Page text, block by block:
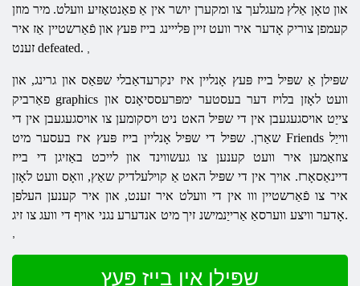
און טאָן אַלץ מעגלעך צו ומקערן יושר אין אַ פאַנטאַזיע וועלט. מיר מוזן
קעמפן צוריק אָדער איר וועט זיין פּלייינג בייז פּעץ און פֿאַרשטיין אַז איר
זענט defeated.
שפּילן אַ שפּיל בייז פּעץ אָנליין איז ינקרעדאַבלי שפּאַס און גרינג, און
פאַרביק graphics וועט לאָזן בלויז דער בעסטער ימפּרעססיאָנס און
צייַט אויסגעגעבן אין די שפּיל האט ניט ויסקומען צו אויסגעגעבן אין די
שאַרן. שפּיל די שפּיל אָנליין בייז פּעץ איז בעסער מיט Friends ווייַל
צוזאַמען איר וועט קענען צו געשווינד און לייכט באַזיגן די בייז
דיינאַסאָרז. אויך אין די שפּיל האט אַ קוילעלדיק שאַץ, וואָס וועט לאָזן
איר צו פֿאַרשטיין ווו אין די וועלט איר זענט, און איר קענען העלפן
אָדער וויצע ווערסאַ אַרייַנמישנ זיך מיט אנדערע נגני אויף די וועג צו זיג.
שפּילן אין בייז פּעץ